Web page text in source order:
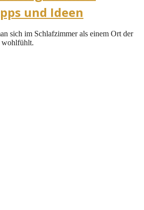
und Ideen
sich im Schlafzimmer als einem Ort der
wohlfühlt.